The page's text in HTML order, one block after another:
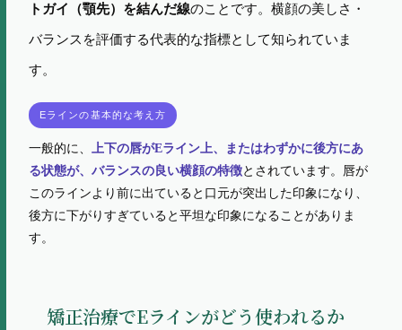
トガイ（顎先）を結んだ線のことです。横顔の美しさ・
バランスを評価する代表的な指標として知られていま
す。
Eラインの基本的な考え方
一般的に、 上下の唇がEライン上、またはわずかに後方にあ
る状態が、バランスの良い横顔の特徴とされています。唇が
このラインより前に出ていると口元が突出した印象になり、
後方に下がりすぎていると平坦な印象になることがありま
す。
矯正治療でEラインがどう使われるか